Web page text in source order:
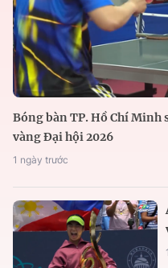
Bóng bàn TP. Hồ Chí Minh
vàng Đại hội 2026
1 ngày trước